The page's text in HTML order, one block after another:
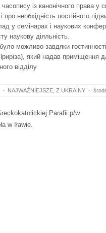
із канонічного права у
необхідність постійного
у семінарах і наукових
наукову діяльність.
було можливо завдяки
який надав приміщення
відділу
· NAJWAŻNIEJSZE Z UKRAINY ·
Parafii p/w
w Iławie.